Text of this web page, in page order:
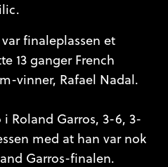
finaleplassen et
13 ganger French
vinner, Rafael Nadal.
Roland Garros, 3-6, 3-
med at han var nok
Garros-finalen.